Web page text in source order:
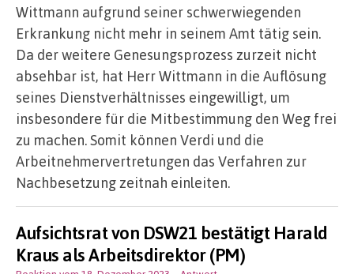
Wittmann aufgrund seiner schwerwiegenden
Erkrankung nicht mehr in seinem Amt tätig sein.
Da der weitere Genesungsprozess zurzeit nicht
absehbar ist, hat Herr Wittmann in die Auflösung
seines Dienstverhältnisses eingewilligt, um
insbesondere für die Mitbestimmung den Weg frei
zu machen. Somit können Verdi und die
Arbeitnehmervertretungen das Verfahren zur
Nachbesetzung zeitnah einleiten.
Aufsichtsrat von DSW21 bestätigt Harald
Kraus als Arbeitsdirektor (PM)